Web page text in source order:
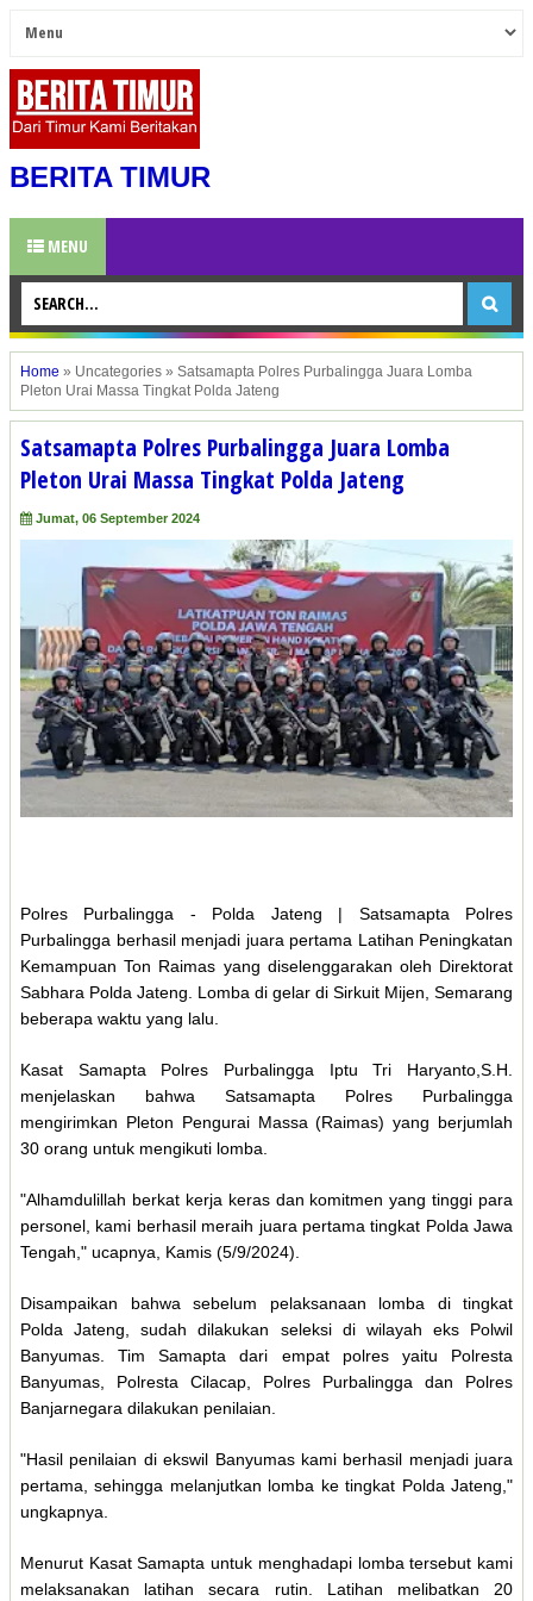
BERITA TIMUR
MENU
Home » Uncategories » Satsamapta Polres Purbalingga Juara Lomba
Pleton Urai Massa Tingkat Polda Jateng
Satsamapta Polres Purbalingga Juara Lomba
Pleton Urai Massa Tingkat Polda Jateng
Jumat, 06 September 2024
Polres Purbalingga - Polda Jateng | Satsamapta Polres
Purbalingga berhasil menjadi juara pertama Latihan Peningkatan
Kemampuan Ton Raimas yang diselenggarakan oleh Direktorat
Sabhara Polda Jateng. Lomba di gelar di Sirkuit Mijen, Semarang
beberapa waktu yang lalu.
Kasat Samapta Polres Purbalingga Iptu Tri Haryanto,S.H.
menjelaskan bahwa Satsamapta Polres Purbalingga
mengirimkan Pleton Pengurai Massa (Raimas) yang berjumlah
30 orang untuk mengikuti lomba.
"Alhamdulillah berkat kerja keras dan komitmen yang tinggi para
personel, kami berhasil meraih juara pertama tingkat Polda Jawa
Tengah," ucapnya, Kamis (5/9/2024).
Disampaikan bahwa sebelum pelaksanaan lomba di tingkat
Polda Jateng, sudah dilakukan seleksi di wilayah eks Polwil
Banyumas. Tim Samapta dari empat polres yaitu Polresta
Banyumas, Polresta Cilacap, Polres Purbalingga dan Polres
Banjarnegara dilakukan penilaian.
"Hasil penilaian di ekswil Banyumas kami berhasil menjadi juara
pertama, sehingga melanjutkan lomba ke tingkat Polda Jateng,"
ungkapnya.
Menurut Kasat Samapta untuk menghadapi lomba tersebut kami
melaksanakan latihan secara rutin. Latihan melibatkan 20